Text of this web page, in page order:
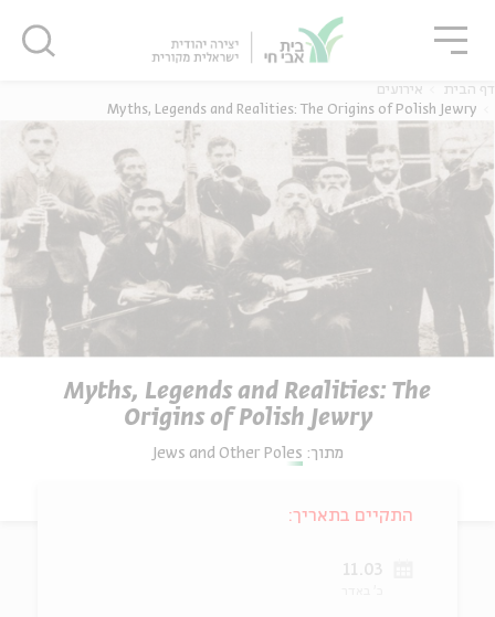
דף הבית
אירועים
Myths, Legends and Realities: The Origins of Polish Jewry
Myths, Legends and Realities: The
Origins of Polish Jewry
מתוך: Jews and Other Poles
התקיים בתאריך:
11.03
סגור